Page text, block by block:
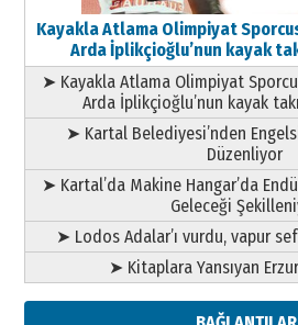
Kayakla Atlama Olimpiyat
Arda İplikçioğlu’nun kayak
➤ Kayakla Atlama Olimpiyat
Arda İplikçioğlu’nun kayak
➤ Kartal Belediyesi’nden
Düzenliyor
➤ Kartal’da Makine Hangar’da
Geleceği
➤ Lodos Adalar’ı vurdu, vapur
➤ Kitaplara Yansıyan